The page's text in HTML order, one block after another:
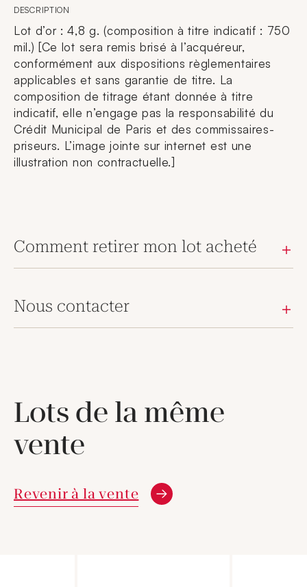
DESCRIPTION
Lot d’or : 4,8 g. (composition à titre indicatif : 750
mil.) [Ce lot sera remis brisé à l’acquéreur,
conformément aux dispositions règlementaires
applicables et sans garantie de titre. La
composition de titrage étant donnée à titre
indicatif, elle n’engage pas la responsabilité du
Crédit Municipal de Paris et des commissaires-
priseurs. L’image jointe sur internet est une
illustration non contractuelle.]
Comment retirer mon lot acheté
Nous contacter
Lots de la même
vente
Revenir à la vente